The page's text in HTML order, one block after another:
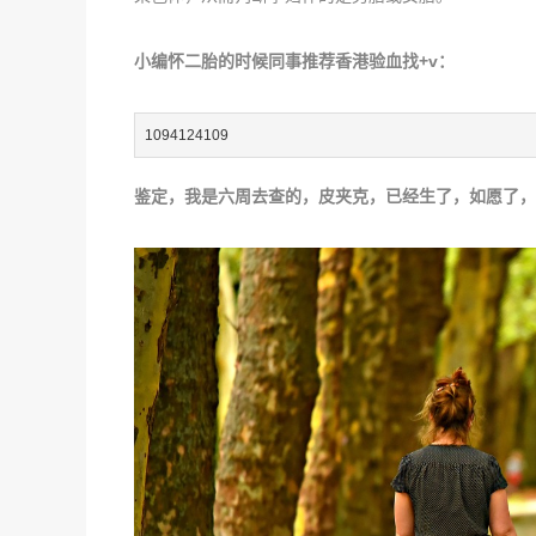
小编怀二胎的时候同事推荐香港验血找+v：
1094124109
鉴定，我是六周去查的，皮夹克，已经生了，如愿了